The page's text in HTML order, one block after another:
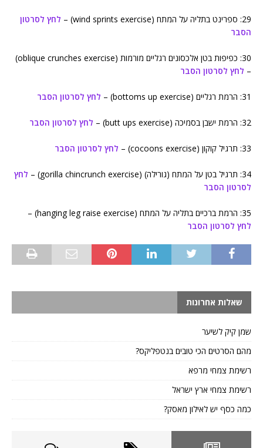
29: ספרינט בתליה על המתח (wind sprints exercise) –
לחץ לסרטון
הסבר
30: כפיפות בטן אלכסונים רגליים מורמות (oblique crunches exercise)
– לחץ לסרטון הסבר
31: הרמת רגליים (bottoms up exercise) – לחץ לסרטון הסבר
32: הרמת ישבן בסמיכה (butt ups exercise) – לחץ לסרטון הסבר
33: תרגיל קוקון (cocoons exercise) – לחץ לסרטון הסבר
34: תרגיל בטן על המתח (גורילה) (gorilla chincrunch exercise) –
לחץ
לסרטון הסבר
35: הרמת ברכיים בתליה על המתח (hanging leg raise exercise) –
לחץ לסרטון הסבר
שאלות אחרונות
שמן קיק לשיער
מהם הסרטים הכי טובים בנטפליקס?
רשימת צמחי מרפא
רשימת צמחי ארץ ישראל
כמה כסף יש לאילון מאסק?